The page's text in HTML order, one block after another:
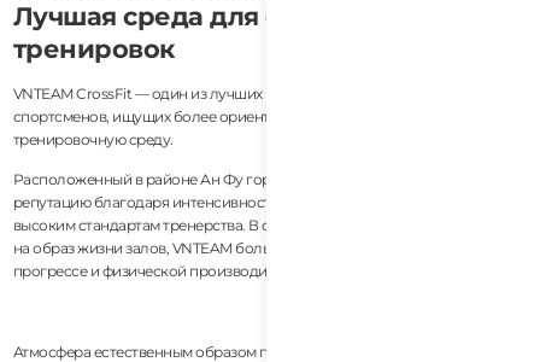
Лучшая среда для соревновательных
тренировок
VNTEAM CrossFit — один из лучших вариантов во Вьетнаме для
спортсменов, ищущих более ориентированную на производительность
тренировочную среду.
Расположенный в районе Ан Фу города Хошимин, зал завоевал
репутацию благодаря интенсивности, серьезному программированию и
высоким стандартам тренерства. В отличие от более ориентированных
на образ жизни залов, VNTEAM больше сосредоточен на спортивном
прогрессе и физической производительности.
Атмосфера естественным образом привлекает людей, которые любят